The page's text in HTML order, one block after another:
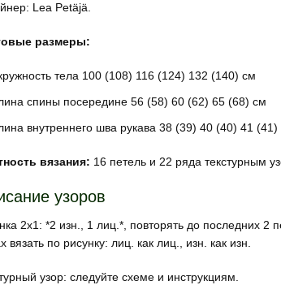
Lea Petäjä.
размеры:
тела 100 (108) 116 (124) 132 (140) см
спины посередине 56 (58) 60 (62) 65 (68) см
внутреннего шва рукава 38 (39) 40 (40) 41 (41)
вязания: 16 петель и 22 ряда текстурным
узоров
2х1: *2 изн., 1 лиц.*, повторять до последних 2
вязать по рисунку: лиц. как лиц., изн. как изн.
узор: следуйте схеме и инструкциям.